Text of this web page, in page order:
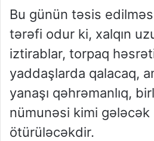
Bu günün təsis
tərəfi odur ki, xalqın
iztirablar, torpaq
yaddaşlarda qalacaq,
yanaşı qəhrəmanlıq,
nümunəsi kimi gələcək
ötürüləcəkdir.